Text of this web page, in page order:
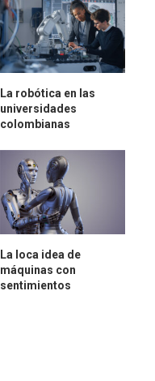
La robótica en las
universidades
colombianas
La loca idea de
máquinas con
sentimientos